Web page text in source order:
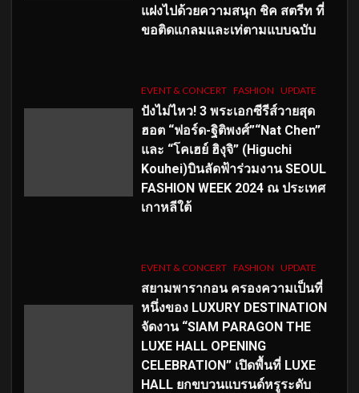
แฝงไปด้วยความสนุก ชิค สตรีท ที่
ขอติดแกลมและเท่ตามแบบฉบับ
EVENT & CONCERT FASHION UPDATE
ปังไม่ไหว! 3 พระเอกซีรีส์วายสุด
ฮอต “ฟอร์ด-ฐิติพงศ์”“Nat Chen”
และ “โคเฮย์ ฮิงุจิ” (Higuchi
Kouhei)บินลัดฟ้าร่วมงาน SEOUL
FASHION WEEK 2024 ณ ประเทศ
เกาหลีใต้
EVENT & CONCERT FASHION UPDATE
สยามพารากอน ครองความเป็นที่
หนึ่งของ LUXURY DESTINATION
จัดงาน “SIAM PARAGON THE
LUXE HALL OPENING
CELEBRATION” เปิดพื้นที่ LUXE
HALL ยกขบวนแบรนด์หรูระดับ